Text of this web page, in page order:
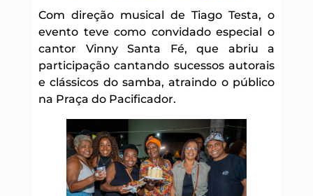
Com direção musical de Tiago Testa, o
evento teve como convidado especial o
cantor Vinny Santa Fé, que abriu a
participação cantando sucessos autorais
e clássicos do samba, atraindo o público
na Praça do Pacificador.